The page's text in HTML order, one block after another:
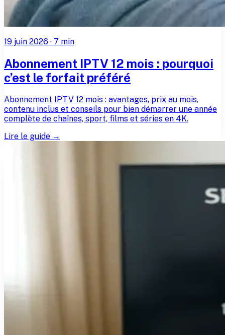
19 juin 2026 · 7 min
Abonnement IPTV 12 mois : pourquoi
c’est le forfait préféré
Abonnement IPTV 12 mois : avantages, prix au mois,
contenu inclus et conseils pour bien démarrer une année
complète de chaînes, sport, films et séries en 4K.
Lire le guide →